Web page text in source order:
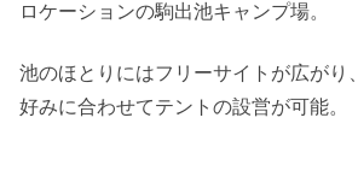
ロケーションの駒出池キャンプ場。
池のほとりにはフリーサイトが広がり
好みに合わせてテントの設営が可能。